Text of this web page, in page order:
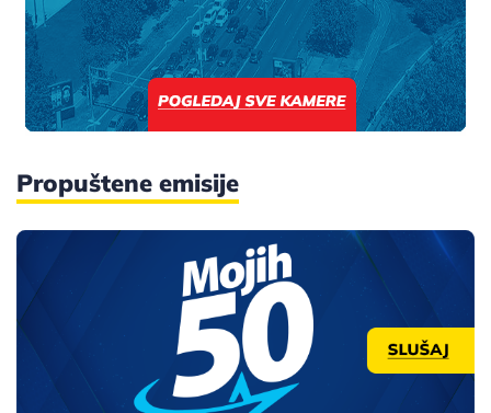
Propuštene emisije